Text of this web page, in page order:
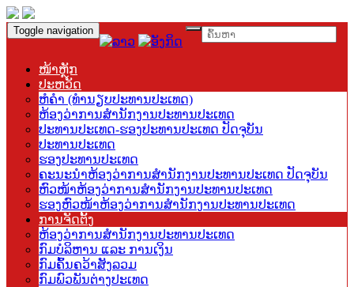
Toggle navigation
ໜ້າຫຼັກ
ປະຫວັດ
ຫໍຄຳ (ທຳນຽບປະທານປະເທດ)
ຫ້ອງວ່າການສຳນັກງານປະທານປະເທດ
ປະທານປະເທດ-ຮອງປະທານປະເທດ ປັດຈຸບັນ
ປະທານປະເທດ
ຮອງປະທານປະເທດ
ຄະນະນຳຫ້ອງວ່າການສຳນັກງານປະທານປະເທດ ປັດຈຸບັນ
ຫົວໜ້າຫ້ອງວ່າການສຳນັກງານປະທານປະເທດ
ຮອງຫົວໜ້າຫ້ອງວ່າການສຳນັກງານປະທານປະເທດ
ການຈັດຕັ້ງ
ຫ້ອງວ່າການສຳນັກງານປະທານປະເທດ
ກົມບໍລິຫານ ແລະ ການເງິນ
ກົມຄົ້ນຄວ້າສັງລວມ
ກົມພົວພັນຕ່າງປະເທດ